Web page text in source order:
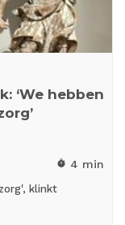
‘We hebben
timer 4 min
klinkt